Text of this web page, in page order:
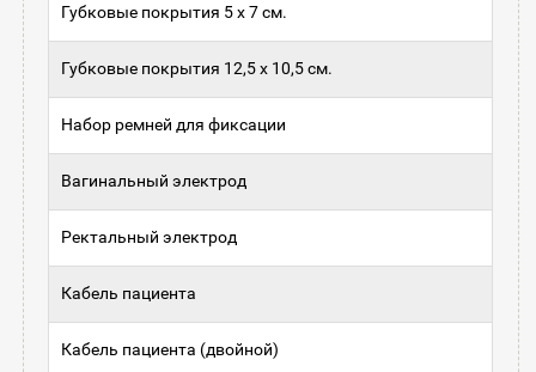
Губковые покрытия 5 х 7 см.
Губковые покрытия 12,5 х 10,5 см.
Набор ремней для фиксации
Вагинальный электрод
Ректальный электрод
Кабель пациента
Кабель пациента (двойной)